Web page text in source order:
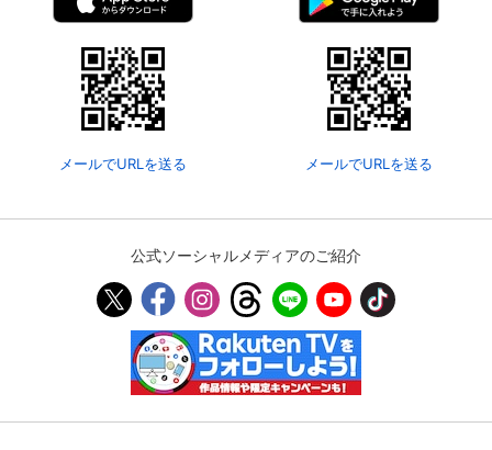
メールでURLを送る メールでURLを送る
公式ソーシャルメディアのご紹介